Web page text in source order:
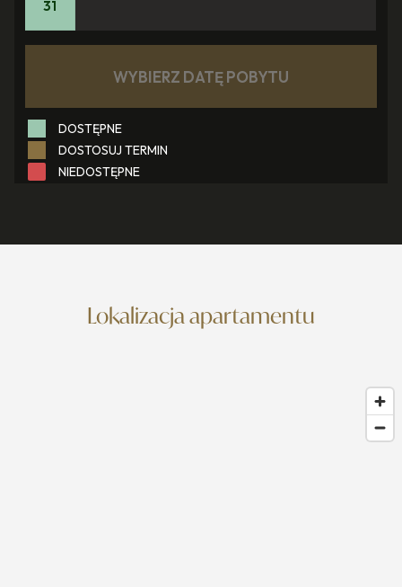
Lokalizacja apartamentu